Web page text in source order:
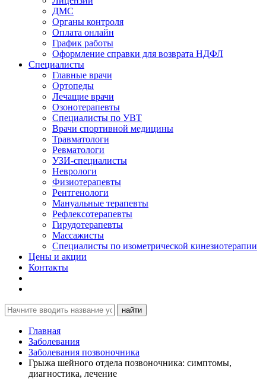
ДМС
Органы контроля
Оплата онлайн
График работы
Оформление справки для возврата НДФЛ
Специалисты
Главные врачи
Ортопеды
Лечащие врачи
Озонотерапевты
Специалисты по УВТ
Врачи спортивной медицины
Травматологи
Ревматологи
УЗИ-специалисты
Неврологи
Физиотерапевты
Рентгенологи
Мануальные терапевты
Рефлексотерапевты
Гирудотерапевты
Массажисты
Специалисты по изометрической кинезиотерапии
Цены и акции
Контакты
найти
Главная
Заболевания
Заболевания позвоночника
Грыжа шейного отдела позвоночника: симптомы,
диагностика, лечение